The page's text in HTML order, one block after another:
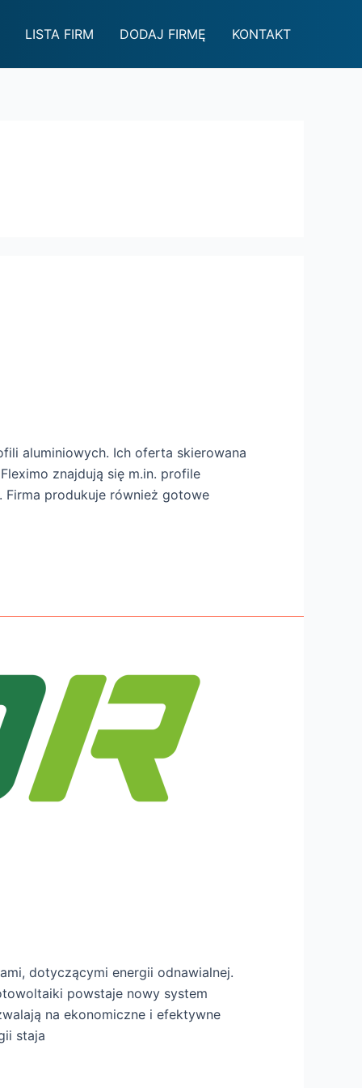
LISTA FIRM DODAJ FIRMĘ KONTAKT
aluminiowych. Ich oferta skierowana
znajdują się m.in. profile
produkuje również gotowe
dotyczącymi energii odnawialnej.
powstaje nowy system
na ekonomiczne i efektywne
staja